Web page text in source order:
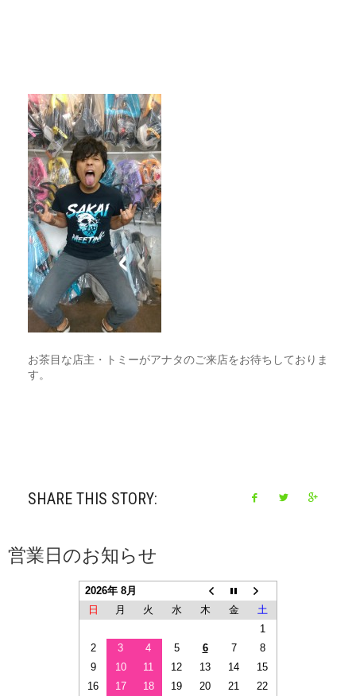
お茶目な店主・トミーがアナタのご来店をお待ちしておりま
す。
SHARE THIS STORY:
営業日のお知らせ
2026年 8月
日
月 火 水 木 金
土
1
2
3 4 5 6 7
8
9
10 11 12 13 14
15
16
17 18 19 20 21
22